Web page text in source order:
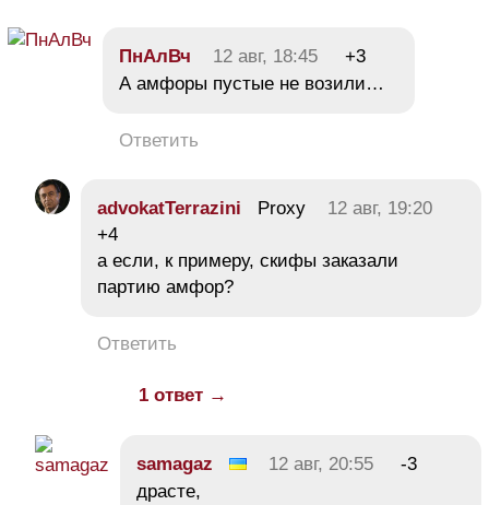
ПнАлВч 12 авг, 18:45
+3
А амфоры пустые не возили…
Ответить
advokatTerrazini Proxy
12 авг, 19:20
+4
а если, к примеру, скифы заказали
партию амфор?
Ответить
1 ответ →
samagaz 12 авг, 20:55
-3
драсте,